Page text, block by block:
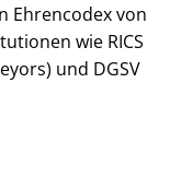
Ehrencodex von
wie RICS
und DGSV